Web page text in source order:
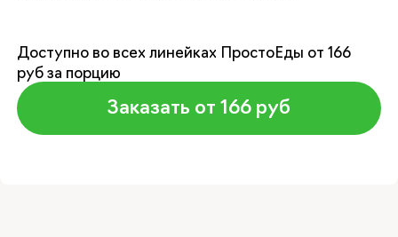
Доступно во всех линейках ПростоЕды от 166
руб за порцию
Заказать от 166 руб